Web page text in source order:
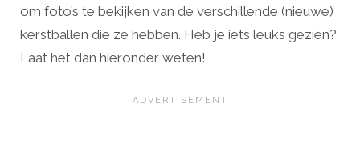
om foto’s te bekijken van de verschillende (nieuwe)
kerstballen die ze hebben. Heb je iets leuks gezien?
Laat het dan hieronder weten!